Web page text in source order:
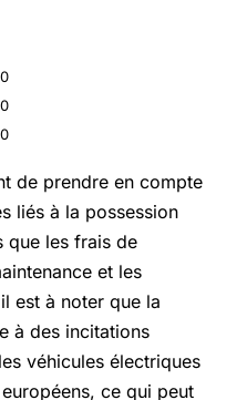
de prendre en compte
liés à la possession
que les frais de
et les
est à noter que la
à des incitations
véhicules électriques
ce qui peut